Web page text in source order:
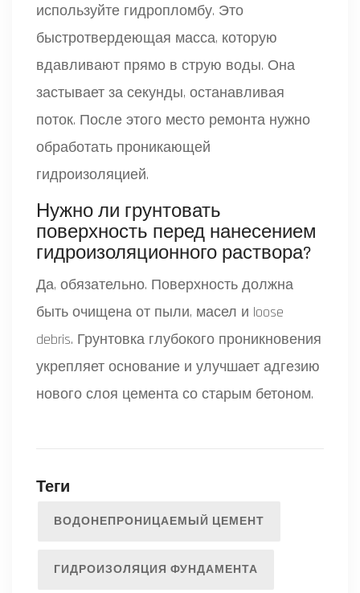
используйте гидропломбу. Это
быстротвердеющая масса, которую
вдавливают прямо в струю воды. Она
застывает за секунды, останавливая
поток. После этого место ремонта нужно
обработать проникающей
гидроизоляцией.
Нужно ли грунтовать
поверхность перед нанесением
гидроизоляционного раствора?
Да, обязательно. Поверхность должна
быть очищена от пыли, масел и loose
debris. Грунтовка глубокого проникновения
укрепляет основание и улучшает адгезию
нового слоя цемента со старым бетоном.
Теги
ВОДОНЕПРОНИЦАЕМЫЙ ЦЕМЕНТ
ГИДРОИЗОЛЯЦИЯ ФУНДАМЕНТА